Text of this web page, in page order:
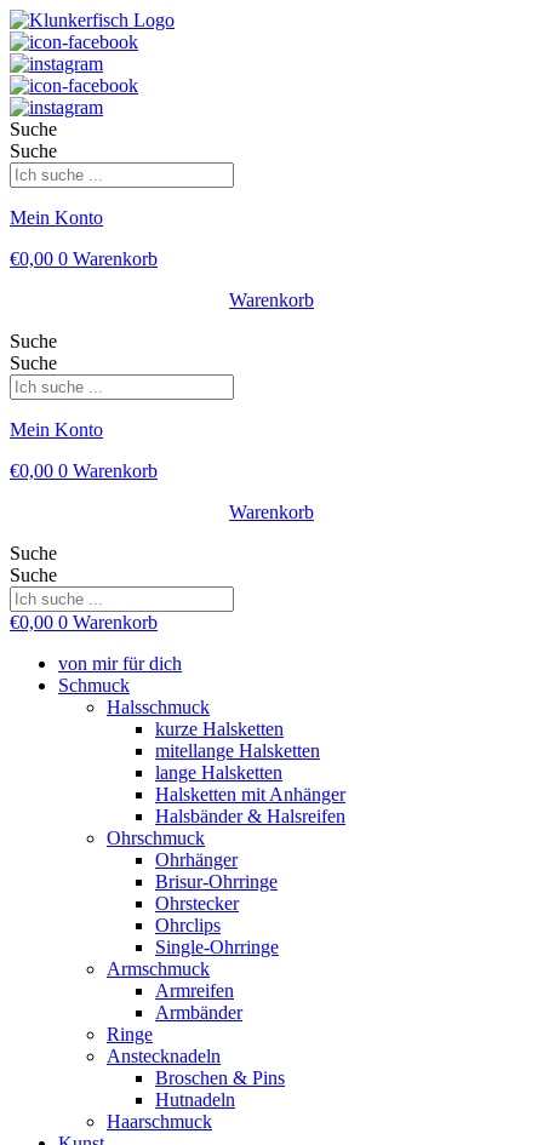
Suche
Suche
Mein Konto
€0,00 0 Warenkorb
Warenkorb
Suche
Suche
Mein Konto
€0,00 0 Warenkorb
Warenkorb
Suche
Suche
€0,00 0 Warenkorb
von mir für dich
Schmuck
Halsschmuck
kurze Halsketten
mitellange Halsketten
lange Halsketten
Halsketten mit Anhänger
Halsbänder & Halsreifen
Ohrschmuck
Ohrhänger
Brisur-Ohrringe
Ohrstecker
Ohrclips
Single-Ohrringe
Armschmuck
Armreifen
Armbänder
Ringe
Anstecknadeln
Broschen & Pins
Hutnadeln
Haarschmuck